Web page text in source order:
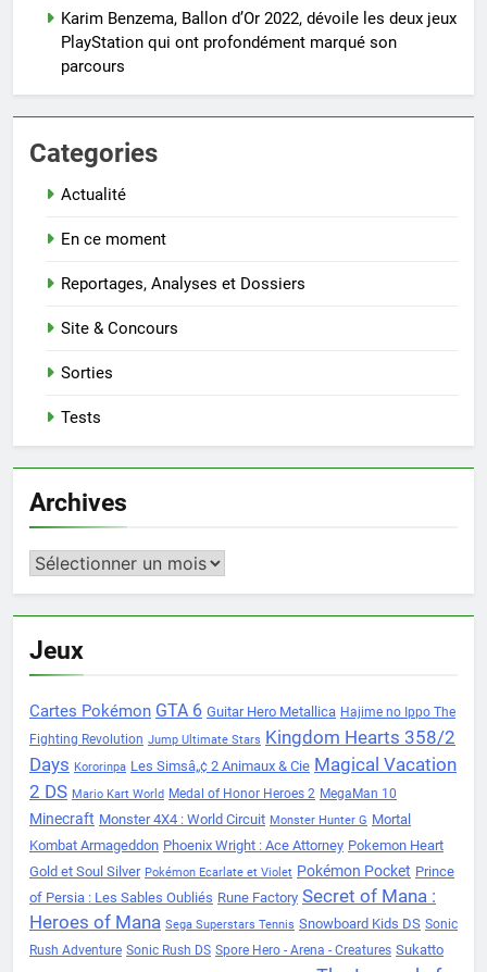
Karim Benzema, Ballon d’Or 2022, dévoile les deux jeux
PlayStation qui ont profondément marqué son
parcours
Categories
Actualité
En ce moment
Reportages, Analyses et Dossiers
Site & Concours
Sorties
Tests
Archives
Archives
Jeux
Cartes Pokémon GTA 6 Guitar Hero Metallica Hajime no Ippo The
Fighting Revolution Jump Ultimate Stars Kingdom Hearts 358/2
Days Kororinpa Les Simsâ„¢ 2 Animaux & Cie Magical Vacation
2 DS Mario Kart World Medal of Honor Heroes 2 MegaMan 10
Minecraft Monster 4X4 : World Circuit Monster Hunter G Mortal
Kombat Armageddon Phoenix Wright : Ace Attorney Pokemon Heart
Gold et Soul Silver Pokémon Ecarlate et Violet Pokémon Pocket Prince
of Persia : Les Sables Oubliés Rune Factory Secret of Mana :
Heroes of Mana Sega Superstars Tennis Snowboard Kids DS Sonic
Rush Adventure Sonic Rush DS Spore Hero - Arena - Creatures Sukatto